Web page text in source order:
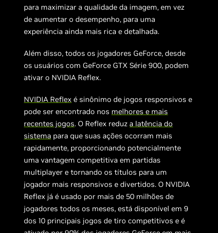
para maximizar a qualidade da imagem, em vez
de aumentar o desempenho, para uma
experiência ainda mais rica e detalhada.
Além disso, todos os jogadores GeForce, desde
os usuários com GeForce GTX Série 900, podem
ativar o NVIDIA Reflex.
NVIDIA Reflex é sinônimo de jogos responsivos e
pode ser encontrado nos melhores e mais
recentes jogos. O Reflex reduza latência do
sistema para que suas ações ocorram mais
rapidamente, proporcionando potencialmente
uma vantagem competitiva em partidas
multiplayer e tornando os títulos para um
jogador mais responsivos e divertidos. O NVIDIA
Reflex já é usado por mais de 50 milhões de
jogadores todos os meses, está disponível em 9
dos 10 principais jogos de tiro competitivos e é